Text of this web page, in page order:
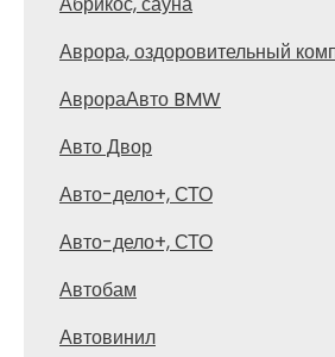
Аврора, оздоровительный
АврораАвто BMW
Авто Двор
Авто-дело+, СТО
Авто-дело+, СТО
Автобам
Автовинил